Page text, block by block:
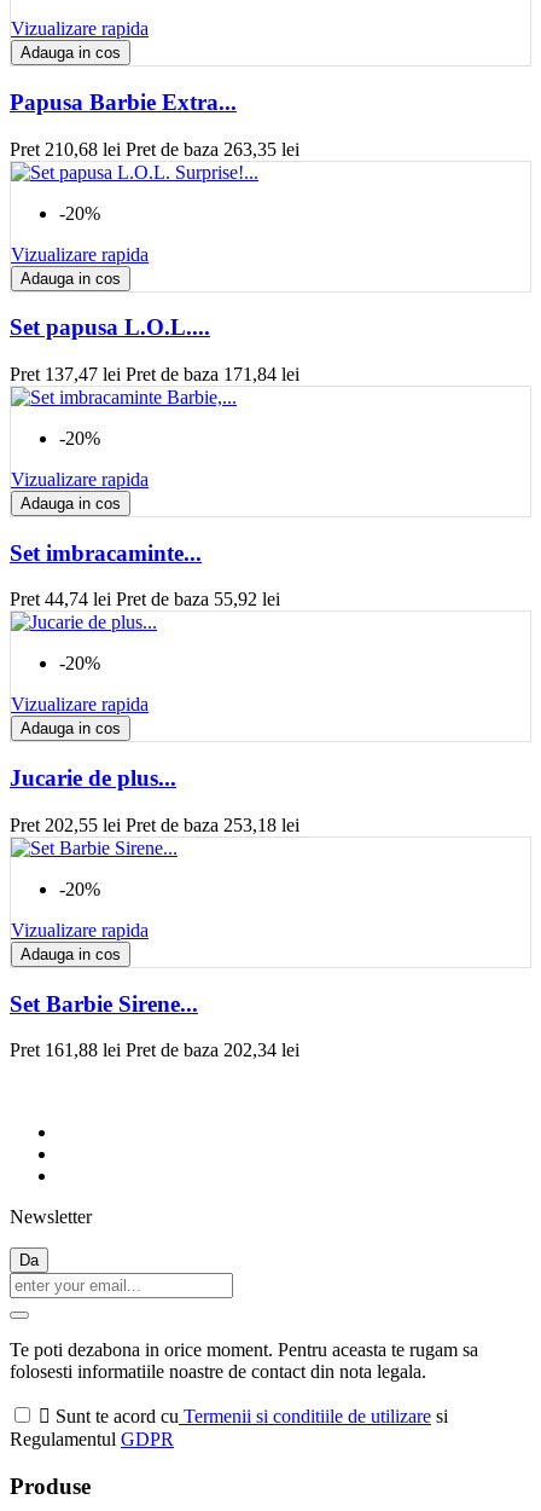
Vizualizare rapida
Adauga in cos
Papusa Barbie Extra...
Pret 210,68 lei Pret de baza 263,35 lei
-20%
Vizualizare rapida
Adauga in cos
Set papusa L.O.L....
Pret 137,47 lei Pret de baza 171,84 lei
-20%
Vizualizare rapida
Adauga in cos
Set imbracaminte...
Pret 44,74 lei Pret de baza 55,92 lei
-20%
Vizualizare rapida
Adauga in cos
Jucarie de plus...
Pret 202,55 lei Pret de baza 253,18 lei
-20%
Vizualizare rapida
Adauga in cos
Set Barbie Sirene...
Pret 161,88 lei Pret de baza 202,34 lei
Newsletter
Te poti dezabona in orice moment. Pentru aceasta te rugam sa
folosesti informatiile noastre de contact din nota legala.
 Sunt te acord cu Termenii si conditiile de utilizare si
Regulamentul GDPR
Produse